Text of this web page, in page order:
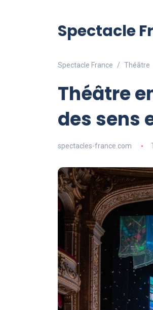
Spectacle
Spectacle France Théâtre
Théâtre
des sens
spectacles-france.com